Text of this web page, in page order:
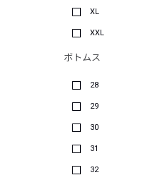
XL
XXL
ボトムス
28
29
30
31
32